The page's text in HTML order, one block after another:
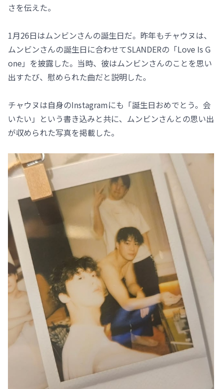
さを伝えた。
1月26日はムンビンさんの誕生日だ。昨年もチャウヌは、
ムンビンさんの誕生日に合わせてSLANDERの「Love Is G
one」を披露した。当時、彼はムンビンさんのことを思い
出すたび、慰められた曲だと説明した。
チャウヌは自身のInstagramにも「誕生日おめでとう。会
いたい」という書き込みと共に、ムンビンさんとの思い出
が収められた写真を掲載した。